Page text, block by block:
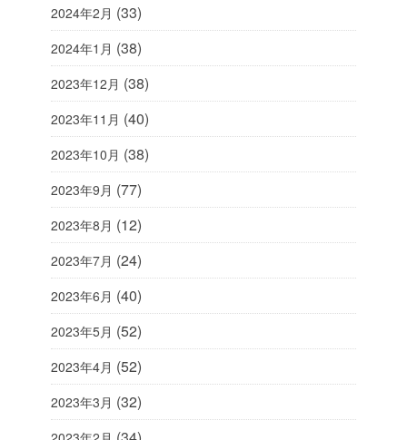
2024年2月 (33)
2024年1月 (38)
2023年12月 (38)
2023年11月 (40)
2023年10月 (38)
2023年9月 (77)
2023年8月 (12)
2023年7月 (24)
2023年6月 (40)
2023年5月 (52)
2023年4月 (52)
2023年3月 (32)